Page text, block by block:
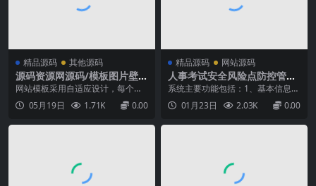
精品源码 其他源码
源码资源网源码/模板图片壁纸
线报资讯分享资源网源码/通用
网站模板下载
网站模板采用自适应设计，每个栏
目（模块）的筛选都不一样，可在
后台模块里自由增加和删减。广告
05月19日 1.71K 0.00
精品源码 网站源码
人事考试安全风险点防控管理
信息系统 考试系统源码
系统主要功能包括：1、基本信息，
考试过程中流程发布。包括工作流
程、工作内容、安全风险点、防范
出工作，完成安排给自己...
01月23日 2.03K 0.00